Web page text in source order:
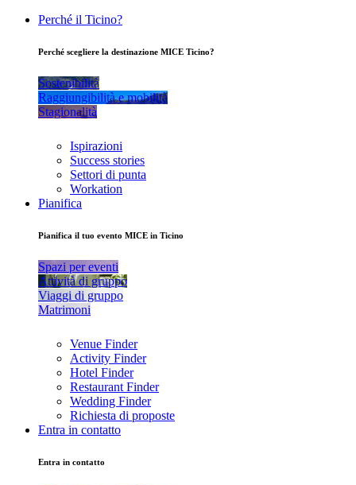
Perché il Ticino?
Perché scegliere la destinazione MICE Ticino?
Sostenibilità
Raggiungibilità e mobilità
Stagionalità
Ispirazioni
Success stories
Settori di punta
Workation
Pianifica
Pianifica il tuo evento MICE in Ticino
Spazi per eventi
Attività di gruppo
Viaggi di gruppo
Matrimoni
Venue Finder
Activity Finder
Hotel Finder
Restaurant Finder
Wedding Finder
Richiesta di proposte
Entra in contatto
Entra in contatto